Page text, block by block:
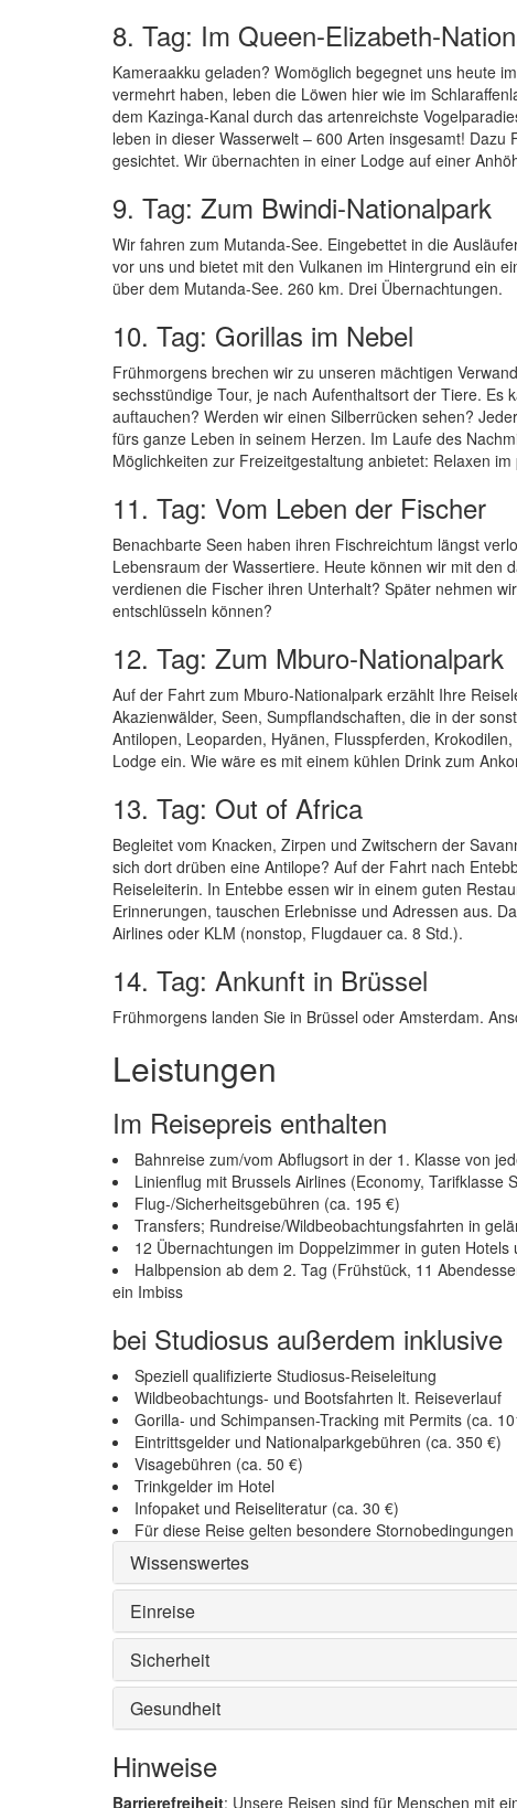
8. Tag: Im Queen-Elizabeth-
Kameraakku geladen? Womöglich begegnet uns heute
vermehrt haben, leben die Löwen hier wie im
dem Kazinga-Kanal durch das artenreichste
leben in dieser Wasserwelt – 600 Arten insgesamt!
gesichtet. Wir übernachten in einer Lodge auf einer
9. Tag: Zum Bwindi-Nationalpark
Wir fahren zum Mutanda-See. Eingebettet in die
vor uns und bietet mit den Vulkanen im Hintergrund ein
über dem Mutanda-See. 260 km. Drei Übernachtungen.
10. Tag: Gorillas im Nebel
Frühmorgens brechen wir zu unseren mächtigen
sechsstündige Tour, je nach Aufenthaltsort der Tiere.
auftauchen? Werden wir einen Silberrücken sehen?
fürs ganze Leben in seinem Herzen. Im Laufe des
Möglichkeiten zur Freizeitgestaltung anbietet: Relaxen
11. Tag: Vom Leben der Fischer
Benachbarte Seen haben ihren Fischreichtum längst
Lebensraum der Wassertiere. Heute können wir mit den
verdienen die Fischer ihren Unterhalt? Später nehmen
entschlüsseln können?
12. Tag: Zum Mburo-Nationalpark
Auf der Fahrt zum Mburo-Nationalpark erzählt Ihre
Akazienwälder, Seen, Sumpflandschaften, die in der
Antilopen, Leoparden, Hyänen, Flusspferden,
Lodge ein. Wie wäre es mit einem kühlen Drink zum
13. Tag: Out of Africa
Begleitet vom Knacken, Zirpen und Zwitschern der
sich dort drüben eine Antilope? Auf der Fahrt nach
Reiseleiterin. In Entebbe essen wir in einem guten
Erinnerungen, tauschen Erlebnisse und Adressen aus.
Airlines oder KLM (nonstop, Flugdauer ca. 8 Std.).
14. Tag: Ankunft in Brüssel
Frühmorgens landen Sie in Brüssel oder Amsterdam.
Leistungen
Im Reisepreis enthalten
Bahnreise zum/vom Abflugsort in der 1. Klasse von
Linienflug mit Brussels Airlines (Economy,
Flug-/Sicherheitsgebühren (ca. 195 €)
Transfers; Rundreise/Wildbeobachtungsfahrten in
12 Übernachtungen im Doppelzimmer in guten
Halbpension ab dem 2. Tag (Frühstück, 11
ein Imbiss
bei Studiosus außerdem inklusive
Speziell qualifizierte Studiosus-Reiseleitung
Wildbeobachtungs- und Bootsfahrten lt. Reiseverlauf
Gorilla- und Schimpansen-Tracking mit Permits (ca.
Eintrittsgelder und Nationalparkgebühren (ca. 350 €)
Visagebühren (ca. 50 €)
Trinkgelder im Hotel
Infopaket und Reiseliteratur (ca. 30 €)
Für diese Reise gelten besondere
Wissenswertes
Einreise
Sicherheit
Gesundheit
Hinweise
Barrierefreiheit: Unsere Reisen sind für Menschen mit